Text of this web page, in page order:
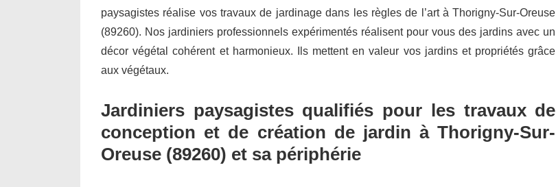
paysagistes réalise vos travaux de jardinage dans les règles de l’art à Thorigny-Sur-Oreuse
(89260). Nos jardiniers professionnels expérimentés réalisent pour vous des jardins avec un
décor végétal cohérent et harmonieux. Ils mettent en valeur vos jardins et propriétés grâce
aux végétaux.
Jardiniers paysagistes qualifiés pour les travaux de
conception et de création de jardin à Thorigny-Sur-
Oreuse (89260) et sa périphérie